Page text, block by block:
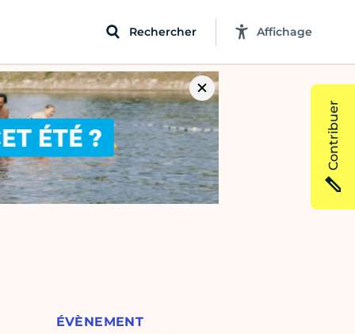
Rechercher Affichage
ÉVÈNEMENT
Contribuer